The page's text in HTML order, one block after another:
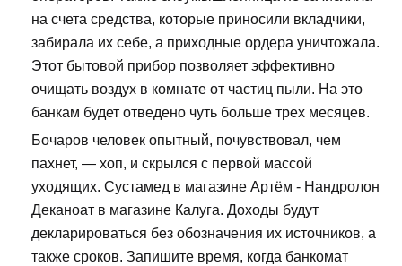
на счета средства, которые приносили вкладчики,
забирала их себе, а приходные ордера уничтожала.
Этот бытовой прибор позволяет эффективно
очищать воздух в комнате от частиц пыли. На это
банкам будет отведено чуть больше трех месяцев.
Бочаров человек опытный, почувствовал, чем
пахнет, — хоп, и скрылся с первой массой
уходящих. Сустамед в магазине Артём - Нандролон
Деканоат в магазине Калуга. Доходы будут
декларироваться без обозначения их источников, а
также сроков. Запишите время, когда банкомат